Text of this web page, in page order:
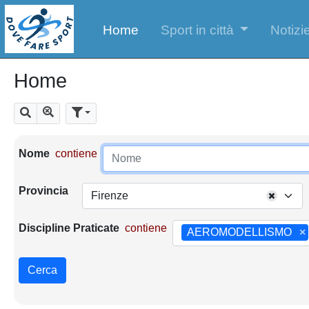
Home Sport in città
Home
Cerca Mostra tutti i risultati
Parametri di ricerca
Nome contiene
Provincia Firenze
Discipline Praticate contiene ×
AEROMODELLISMO
Cerca